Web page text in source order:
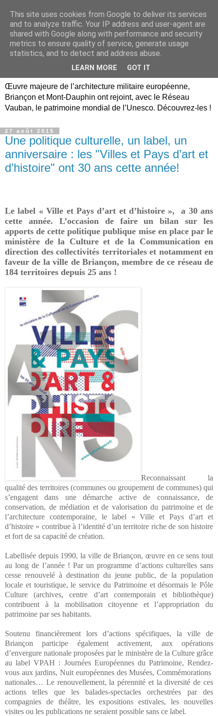
Briançon, Mont-Dauphin,
Vauban Unesco Hautes-
Œuvre majeure de l’architecture militaire européenne,
Briançon et Mont-Dauphin ont rejoint, avec le Réseau
Vauban, le patrimoine mondial de l’Unesco. Découvrez-les !
27 août 2015
Une politique culturelle, un label, un
anniversaire : les "Villes et Pays d’art et
d’histoire" ont 30 ans cette année!
Le label « Ville et Pays d’art et d’histoire »,
a 30 ans
cette année. L’occasion de faire un bilan sur les
apports de cette politique publique mise en place par le
ministère de la Culture et de la Communication en
direction des collectivités territoriales et notamment en
faveur de la ville de Briançon, membre de ce réseau de
184 territoires depuis 25 ans !
Reconnaissant la
qualité des territoires (communes ou groupement de communes) qui
s’engagent dans une démarche active de connaissance, de
conservation, de médiation et de valorisation du patrimoine et de
l’architecture contemporaine, le label « Ville et Pays d’art et
d’histoire » contribue à l’identité d’un territoire riche de son histoire
et fort de sa capacité de création.
Labellisée depuis 1990, la ville de Briançon, œuvre en ce sens tout
au long de l’année ! Par un programme d’actions culturelles sans
cesse renouvelé à destination du jeune public, de la population
locale et touristique, le service du Patrimoine et désormais le Pôle
Culture (archives, centre d’art contemporain et bibliothèque)
contribuent à la mobilisation citoyenne et l’appropriation du
patrimoine par ses habitants.
Soutenu financièrement lors d’actions spécifiques, la ville de
Briançon participe également activement, aux opérations
d’envergure nationale proposées par le ministère de la Culture grâce
au label VPAH : Journées Européennes du Patrimoine, Rendez-
vous aux jardins, Nuit européennes des Musées, Commémorations
nationales… Le renouvellement, la pérennité et la diversité de ces
actions telles que les balades-spectacles orchestrées par des
compagnies de théâtre, les expositions estivales, les nouvelles
visites ou les publications ne seraient possible sans ce label.
This site uses cookies from Google to deliver its services
and to analyze traffic. Your IP address and user-agent are
shared with Google along with performance and security
metrics to ensure quality of service, generate usage
statistics, and to detect and address abuse.
LEARN MORE GOT IT